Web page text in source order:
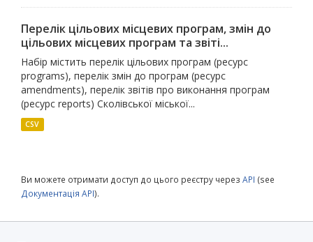
Перелік цільових місцевих програм, змін до
цільових місцевих програм та звіті...
Набір містить перелік цільових програм (ресурс
programs), перелік змін до програм (ресурс
amendments), перелік звітів про виконання програм
(ресурс reports) Сколівської міської...
CSV
Ви можете отримати доступ до цього реєстру через API (see
Документація API).